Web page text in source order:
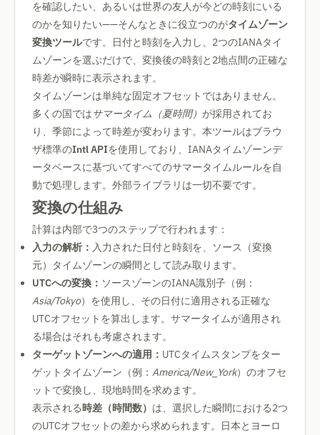
を確認したい、あるいは世界の友人が今どの時刻にいる
のかを知りたい——そんなときに役立つのがタイムゾーン
変換ツールです。日付と時刻を入力し、2つのIANAタイ
ムゾーンを選ぶだけで、変換後の時刻と2地点間の正確な
時差が瞬時に表示されます。
タイムゾーンは単純な固定オフセットではありません。
多くの国ではサマータイム（夏時間） が採用されてお
り、季節によって時差が変わります。本ツールはブラウ
ザ標準のIntl APIを使用しており、IANAタイムゾーンデ
ータベースに基づいてすべてのサマータイムルールを自
動で処理します。外部ライブラリは一切不要です。
変換の仕組み
計算は内部で3つのステップで行われます：
入力の解析： 入力された日付と時刻を、ソース（変換
元）タイムゾーンの瞬間として読み取ります。
UTCへの変換： ソースゾーンのIANA識別子（例：
Asia/Tokyo）を使用し、その日付に適用される正確な
UTCオフセットを算出します。サマータイムが適用され
る場合はそれも考慮されます。
ターゲットゾーンへの適用： UTCタイムスタンプをター
ゲットタイムゾーン（例： America/New_York）のオフセ
ットで変換し、現地時間を求めます。
表示される時差（時間数） は、選択した瞬間における2つ
のUTCオフセットの差から求められます。日本とヨーロ